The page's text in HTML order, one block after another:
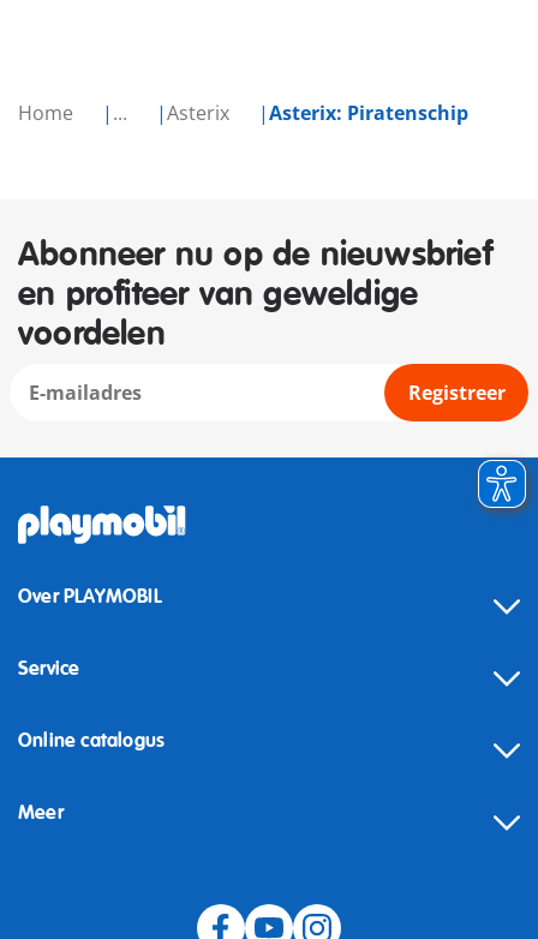
Home ... Asterix Asterix: Piratenschip
Abonneer nu op de nieuwsbrief
en profiteer van geweldige
voordelen
Registreer
Over PLAYMOBIL
Service
Online catalogus
Meer